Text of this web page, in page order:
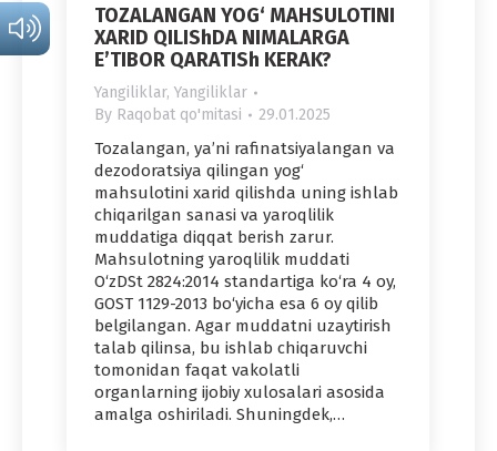
TOZALANGAN YOG‘ MAHSULOTINI
XARID QILIShDA NIMALARGA
E’TIBOR QARATISh KERAK?
Yangiliklar, Yangiliklar
By Raqobat qo'mitasi 29.01.2025
Tozalangan, ya’ni rafinatsiyalangan va
dezodoratsiya qilingan yog‘
mahsulotini xarid qilishda uning ishlab
chiqarilgan sanasi va yaroqlilik
muddatiga diqqat berish zarur.
Mahsulotning yaroqlilik muddati
O‘zDSt 2824:2014 standartiga ko‘ra 4 oy,
GOST 1129-2013 bo‘yicha esa 6 oy qilib
belgilangan. Agar muddatni uzaytirish
talab qilinsa, bu ishlab chiqaruvchi
tomonidan faqat vakolatli
organlarning ijobiy xulosalari asosida
amalga oshiriladi. Shuningdek,…